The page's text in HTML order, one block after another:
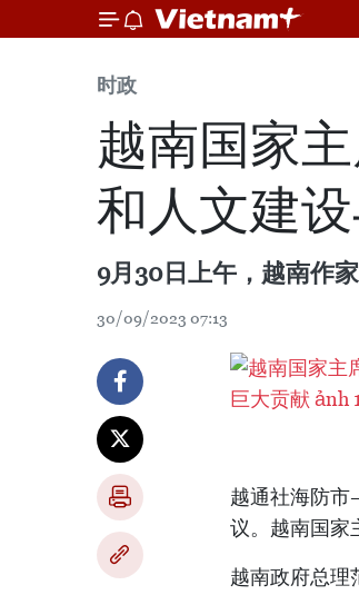
时政
越南国家
和人文建
9月30日上午，越南作
30/09/2023 07:13
越通社海防
议。越南国家
越南政府总理